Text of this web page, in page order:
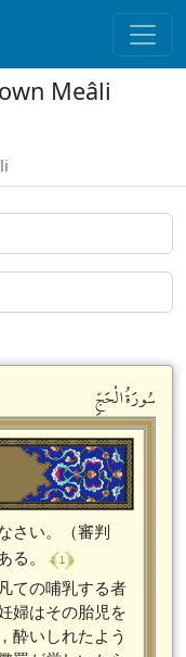
Meâli
سُورَةُالْحَجِّ
さい。（審判
る。 ﴾ 1 ﴿
ての哺乳する者
婦はその胎児を
酔いしれたよう